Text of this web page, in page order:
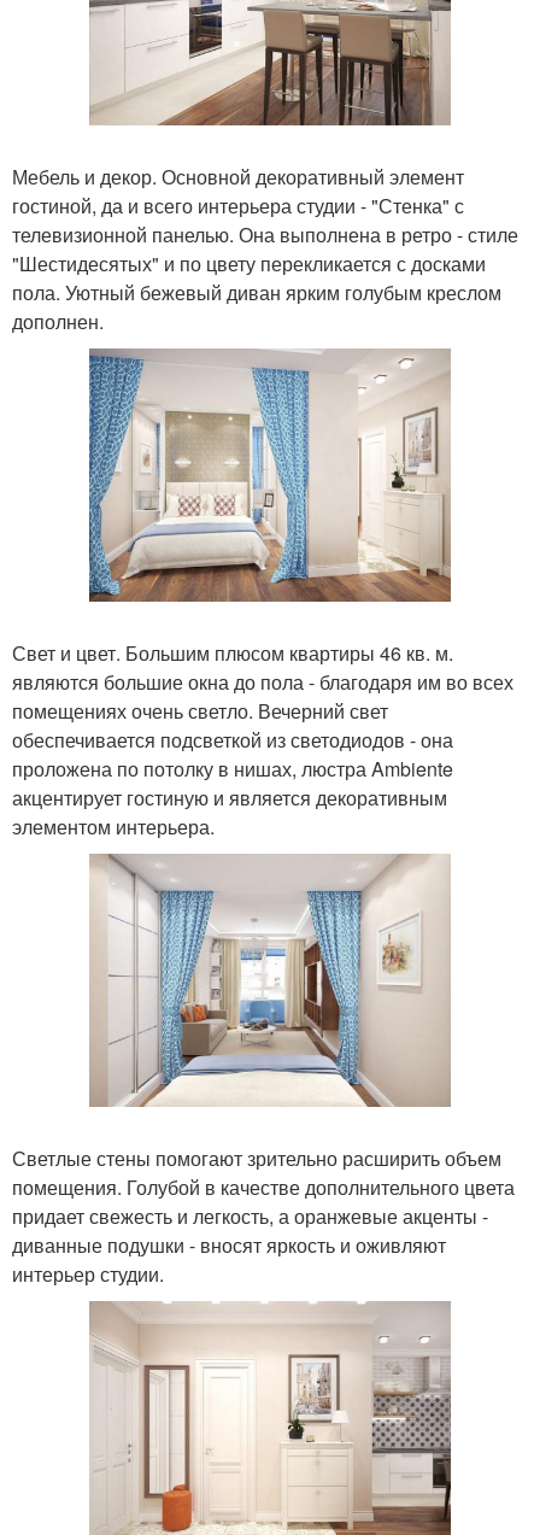
Мебель и декор. Основной декоративный элемент
гостиной, да и всего интерьера студии - "Стенка" с
телевизионной панелью. Она выполнена в ретро - стиле
"Шестидесятых" и по цвету перекликается с досками
пола. Уютный бежевый диван ярким голубым креслом
дополнен.
Свет и цвет. Большим плюсом квартиры 46 кв. м.
являются большие окна до пола - благодаря им во всех
помещениях очень светло. Вечерний свет
обеспечивается подсветкой из светодиодов - она
проложена по потолку в нишах, люстра Ambiente
акцентирует гостиную и является декоративным
элементом интерьера.
Светлые стены помогают зрительно расширить объем
помещения. Голубой в качестве дополнительного цвета
придает свежесть и легкость, а оранжевые акценты -
диванные подушки - вносят яркость и оживляют
интерьер студии.